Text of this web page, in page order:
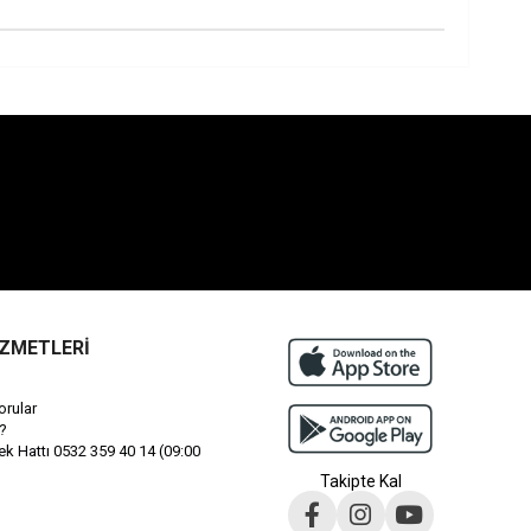
Hattı 0532 359 40 14 (09:00
Takipte Kal